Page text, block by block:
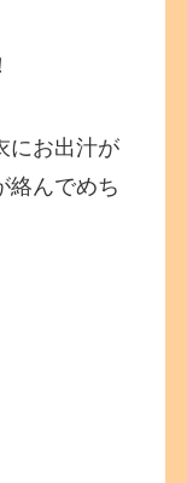
にお出汁が
絡んでめち